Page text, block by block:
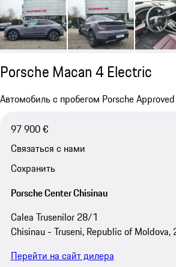
Porsche Macan 4 Electric
Автомобиль с пробегом Porsche Approved
97 900 €
Связаться с нами
Сохранить
Porsche Center Chisinau
Calea Trusenilor 28/1
Chisinau - Truseni, Republic of Moldova,
Перейти на сайт дилера